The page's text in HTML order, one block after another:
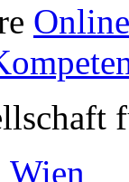
Wien